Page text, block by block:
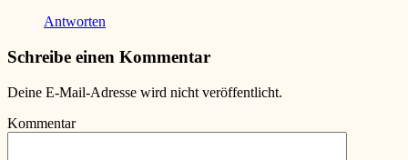
Antworten
Schreibe einen Kommentar
Deine E-Mail-Adresse wird nicht veröffentlicht.
Kommentar